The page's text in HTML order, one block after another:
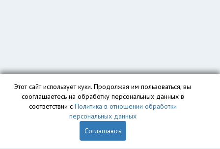
Этот сайт использует куки. Продолжая им пользоваться, вы
сооглашаетесь на обработку персональных данных в
соответствии с Политика в отношении обработки
персональных данных
Соглашаюсь